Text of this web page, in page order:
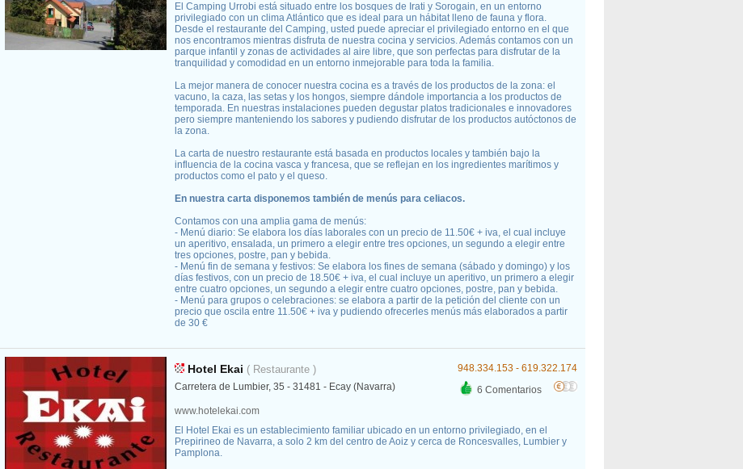
El Camping Urrobi está situado entre los bosques de Irati y Sorogain, en un entorno
privilegiado con un clima Atlántico que es ideal para un hábitat lleno de fauna y flora.
Desde el restaurante del Camping, usted puede apreciar el privilegiado entorno en el que
nos encontramos mientras disfruta de nuestra cocina y servicios. Además contamos con un
parque infantil y zonas de actividades al aire libre, que son perfectas para disfrutar de la
tranquilidad y comodidad en un entorno inmejorable para toda la familia.
La mejor manera de conocer nuestra cocina es a través de los productos de la zona: el
vacuno, la caza, las setas y los hongos, siempre dándole importancia a los productos de
temporada. En nuestras instalaciones pueden degustar platos tradicionales e innovadores
pero siempre manteniendo los sabores y pudiendo disfrutar de los productos autóctonos de
la zona.
La carta de nuestro restaurante está basada en productos locales y también bajo la
influencia de la cocina vasca y francesa, que se reflejan en los ingredientes marítimos y
productos como el pato y el queso.
En nuestra carta disponemos también de menús para celiacos.
Contamos con una amplia gama de menús:
- Menú diario: Se elabora los días laborales con un precio de 11.50€ + iva, el cual incluye
un aperitivo, ensalada, un primero a elegir entre tres opciones, un segundo a elegir entre
tres opciones, postre, pan y bebida.
- Menú fin de semana y festivos: Se elabora los fines de semana (sábado y domingo) y los
días festivos, con un precio de 18.50€ + iva, el cual incluye un aperitivo, un primero a elegir
entre cuatro opciones, un segundo a elegir entre cuatro opciones, postre, pan y bebida.
- Menú para grupos o celebraciones: se elabora a partir de la petición del cliente con un
precio que oscila entre 11.50€ + iva y pudiendo ofrecerles menús más elaborados a partir
de 30 €
948.334.153 - 619.322.174
Hotel Ekai ( Restaurante )
6 Comentarios
Carretera de Lumbier, 35 - 31481 - Ecay (Navarra)
www.hotelekai.com
El Hotel Ekai es un establecimiento familiar ubicado en un entorno privilegiado, en el
Prepirineo de Navarra, a solo 2 km del centro de Aoiz y cerca de Roncesvalles, Lumbier y
Pamplona.